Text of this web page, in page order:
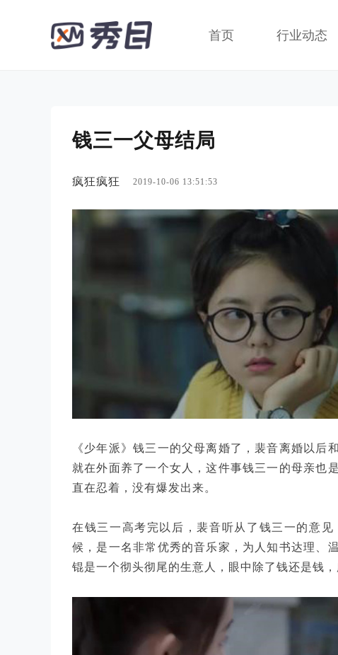
首页 行业动态
钱三一父母结局
疯狂疯狂 2019-10-06 13:51:53
《少年派》钱三一的父母离婚了，裴音离婚以
就在外面养了一个女人，这件事钱三一的母亲也
直在忍着，没有爆发出来。
在钱三一高考完以后，裴音听从了钱三一的意
候，是一名非常优秀的音乐家，为人知书达理、
锟是一个彻头彻尾的生意人，眼中除了钱还是钱